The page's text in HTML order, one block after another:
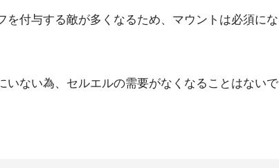
を付与する敵が多くなるため、マウントは必須にな
いない為、セルエルの需要がなくなることはないで